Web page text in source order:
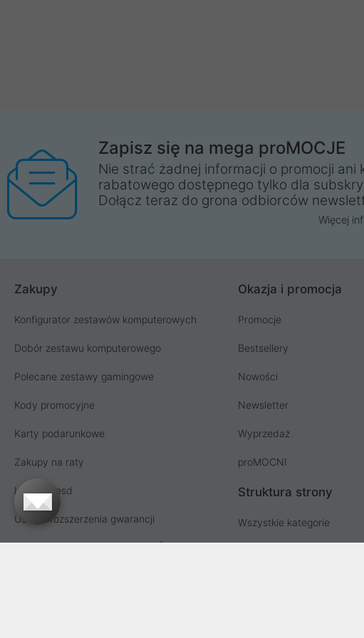
Zapisz się na mega proMOCJE
Nie strać żadnej informacji o promocji ani
rabatowego dostępnego tylko dla
Dołącz teraz do grona odbiorców
Więcej
Zakupy
Konfigurator zestawów komputerowych
Dobór zestawu komputerowego
Polecane zestawy gamingowe
Kody promocyjne
Karty podarunkowe
Zakupy na raty
Licencja esd
Usługi i rozszerzenia gwarancji
Okazja i promocja
Promocje
Bestsellery
Nowości
Newsletter
Wyprzedaż
proMOCNI
Struktura strony
Wszystkie kategorie